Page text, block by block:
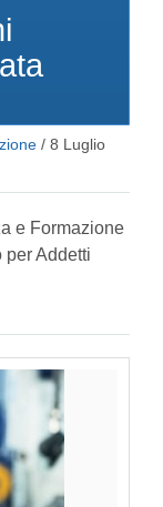
/ 8 Luglio
e Formazione
Addetti